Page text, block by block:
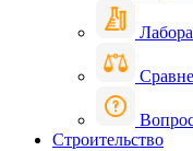
Строительство